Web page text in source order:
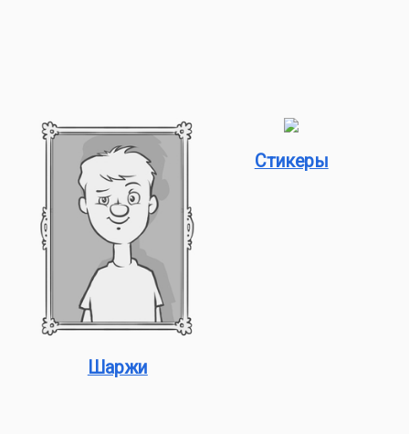
Шаржи
Стикеры